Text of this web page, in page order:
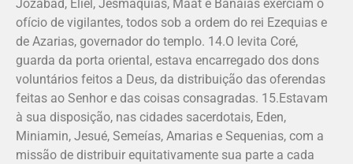
Jozabad, Eliel, Jesmaquias, Maat e Banaías exerciam o
ofício de vigilantes, todos sob a ordem do rei Ezequias e
de Azarias, governador do templo. 14.O levita Coré,
guarda da porta oriental, estava encarregado dos dons
voluntários feitos a Deus, da distribuição das oferendas
feitas ao Senhor e das coisas consagradas. 15.Estavam
à sua disposição, nas cidades sacerdotais, Eden,
Miniamin, Jesué, Semeías, Amarias e Sequenias, com a
missão de distribuir equitativamente sua parte a cada